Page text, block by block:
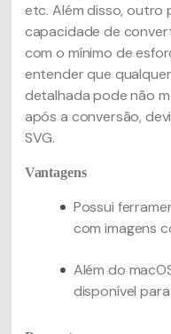
etc. Além disso, outro
capacidade de
com o mínimo de
entender que
detalhada pode não
após a conversão,
SVG.
Vantagens
Possui
com imagens
Além do
disponível